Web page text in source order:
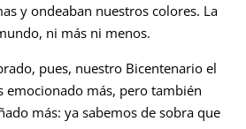
y ondeaban nuestros colores. La
ni más ni menos.
pues, nuestro Bicentenario el
emocionado más, pero también
más: ya sabemos de sobra que